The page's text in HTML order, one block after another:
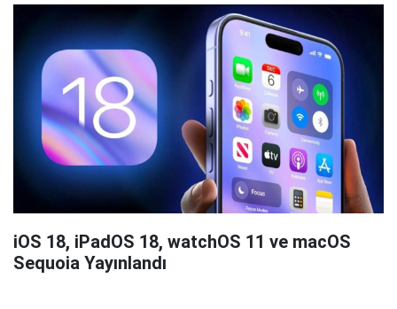
iOS 18, iPadOS 18, watchOS 11 ve macOS
Sequoia Yayınlandı